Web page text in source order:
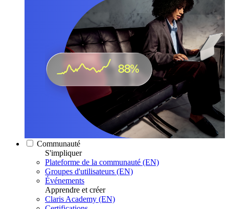
Communauté
S'impliquer
Plateforme de la communauté (EN)
Groupes d'utilisateurs (EN)
Événements
Apprendre et créer
Claris Academy (EN)